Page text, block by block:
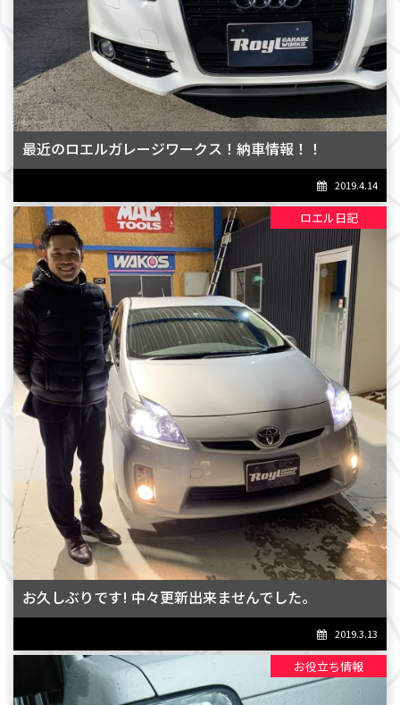
最近のロエルガレージワークス！納車情報！！
2019.4.14
ロエル日記
お久しぶりです! 中々更新出来ませんでした。
2019.3.13
お役立ち情報